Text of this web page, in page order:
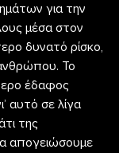
για την
μέσα στον
δυνατό ρίσκο,
Το
έδαφος
αυτό σε λίγα
της
απογειώσουμε